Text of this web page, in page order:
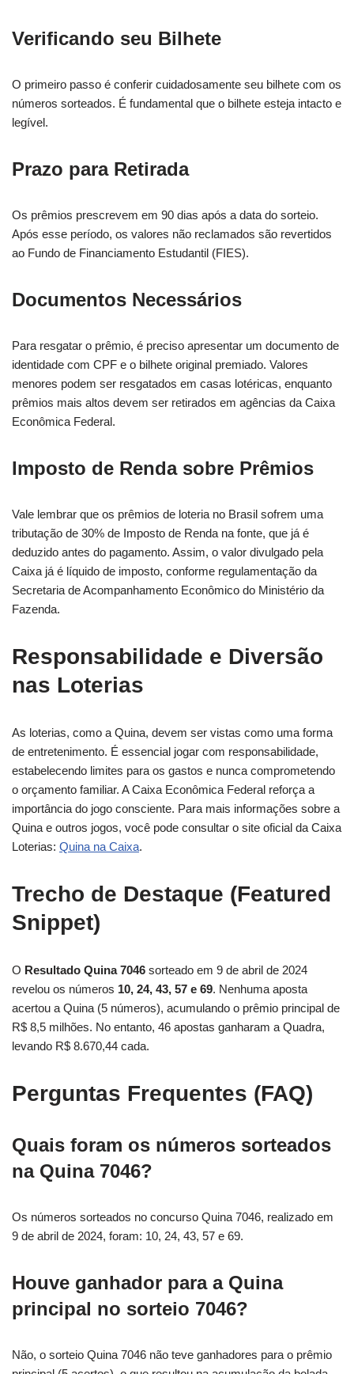
Verificando seu Bilhete
O primeiro passo é conferir cuidadosamente seu bilhete com os
números sorteados. É fundamental que o bilhete esteja intacto e
legível.
Prazo para Retirada
Os prêmios prescrevem em 90 dias após a data do sorteio.
Após esse período, os valores não reclamados são revertidos
ao Fundo de Financiamento Estudantil (FIES).
Documentos Necessários
Para resgatar o prêmio, é preciso apresentar um documento de
identidade com CPF e o bilhete original premiado. Valores
menores podem ser resgatados em casas lotéricas, enquanto
prêmios mais altos devem ser retirados em agências da Caixa
Econômica Federal.
Imposto de Renda sobre Prêmios
Vale lembrar que os prêmios de loteria no Brasil sofrem uma
tributação de 30% de Imposto de Renda na fonte, que já é
deduzido antes do pagamento. Assim, o valor divulgado pela
Caixa já é líquido de imposto, conforme regulamentação da
Secretaria de Acompanhamento Econômico do Ministério da
Fazenda.
Responsabilidade e Diversão
nas Loterias
As loterias, como a Quina, devem ser vistas como uma forma
de entretenimento. É essencial jogar com responsabilidade,
estabelecendo limites para os gastos e nunca comprometendo
o orçamento familiar. A Caixa Econômica Federal reforça a
importância do jogo consciente. Para mais informações sobre a
Quina e outros jogos, você pode consultar o site oficial da Caixa
Loterias: Quina na Caixa.
Trecho de Destaque (Featured
Snippet)
O Resultado Quina 7046 sorteado em 9 de abril de 2024
revelou os números 10, 24, 43, 57 e 69. Nenhuma aposta
acertou a Quina (5 números), acumulando o prêmio principal de
R$ 8,5 milhões. No entanto, 46 apostas ganharam a Quadra,
levando R$ 8.670,44 cada.
Perguntas Frequentes (FAQ)
Quais foram os números sorteados
na Quina 7046?
Os números sorteados no concurso Quina 7046, realizado em
9 de abril de 2024, foram: 10, 24, 43, 57 e 69.
Houve ganhador para a Quina
principal no sorteio 7046?
Não, o sorteio Quina 7046 não teve ganhadores para o prêmio